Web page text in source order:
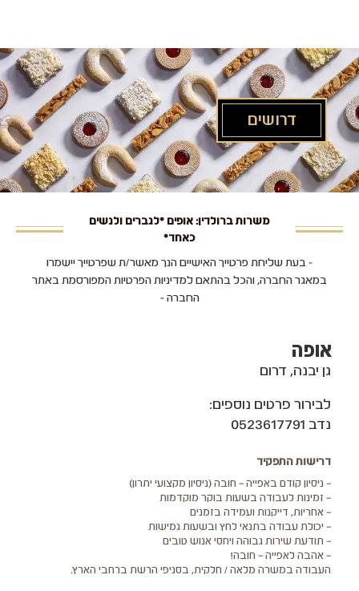
דרושים
משרות ברולדין: אופים *לגברים ולנשים
כאחד*
- בעת שליחת פרטייך האישיים הנך מאשר/ת שפרטייך יישמרו
במאגר החברה, והכל בהתאם למדיניות הפרטיות המפורסמת באתר
החברה -
אופה
גן יבנה, דרום
לבירור פרטים נוספים:
נדב 0523617791
דרישות התפקיד
– ניסיון קודם באפייה – חובה (ניסיון מקצועי יתרון)
– זמינות לעבודה בשעות בוקר מוקדמות
– אחריות, דייקנות ועמידה בזמנים
– יכולת עבודה בתנאי לחץ ובשעות גמישות
– תודעת שירות גבוהה ויחסי אנוש טובים
– אהבה לאפייה – חובה!
העבודה במשרה מלאה / חלקית, בסניפי הרשת ברחבי הארץ.